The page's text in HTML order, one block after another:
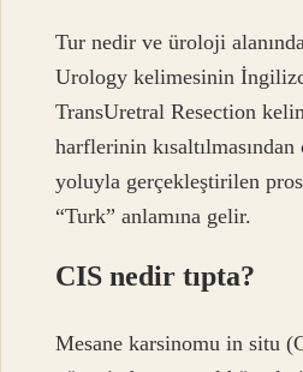
Tur nedir ve üroloji
Urology kelimesinin
TransUretral Resection
harflerinin
yoluyla gerçekleştirilen
“Turk” anlamına gelir.
CIS nedir tıpta?
Mesane karsinomu in situ